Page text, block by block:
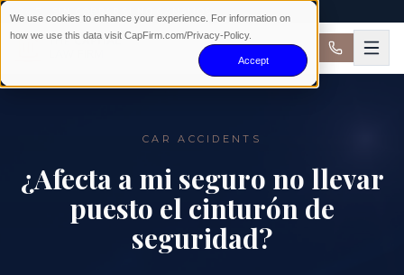
We use cookies to enhance your experience. For information on
how we use this data visit CapFirm.com/Privacy-Policy.
Accept
CAR ACCIDENTS
¿Afecta a mi seguro no llevar
puesto el cinturón de
seguridad?